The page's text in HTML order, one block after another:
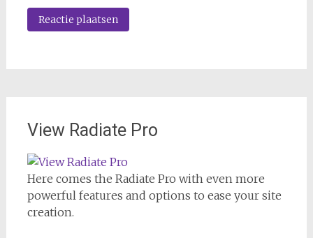
View Radiate Pro
Here comes the Radiate Pro with even more
powerful features and options to ease your site
creation.